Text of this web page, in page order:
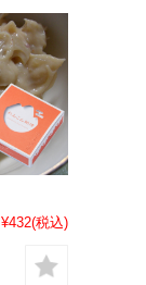
¥432(税込)